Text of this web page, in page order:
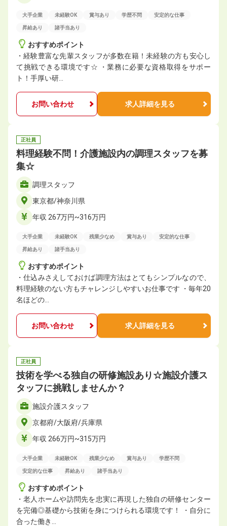
大手企業 未経験OK 賞与あり 学歴不問 安定的な仕事
昇給あり 諸手当あり
おすすめポイント
・経験豊富な先輩スタッフが多数在籍！未経験の方も安心し
て挑戦できる環境です☆ ・業務に必要な資格取得をサポー
ト！手厚い研…
お問い合わせ 求人詳細を見る
正社員
料理経験不問！介護施設内の調理スタッフを募
集☆
調理スタッフ
東京都/神奈川県
年収 267万円~316万円
大手企業 未経験OK 残業少なめ 賞与あり 安定的な仕事
昇給あり 諸手当あり
おすすめポイント
・仕込みさえしておけば調理方法はとてもシンプルなので、
料理経験のない方もチャレンジしやすいお仕事です ・毎年20
名ほどの…
お問い合わせ 求人詳細を見る
正社員
技術を学べる独自の研修施設あり☆施設介護ス
タッフに挑戦しませんか？
施設介護スタッフ
京都府/大阪府/兵庫県
年収 266万円~315万円
大手企業 未経験OK 残業少なめ 賞与あり 学歴不問
安定的な仕事 昇給あり 諸手当あり
おすすめポイント
・老人ホームや訪問先を忠実に再現した独自の研修センター
を完備◎基礎から技術を身につけられる環境です！ ・自分に
合った働き…